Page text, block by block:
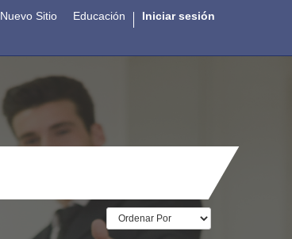
Nuevo Sitio Educación Iniciar sesión